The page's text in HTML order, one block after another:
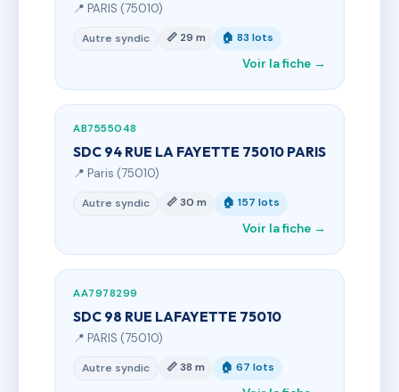
📍 PARIS (75010)
Autre syndic 📏 29 m 🏠 83 lots
Voir la fiche →
AB7555048
SDC 94 RUE LA FAYETTE 75010 PARIS
📍 Paris (75010)
Autre syndic 📏 30 m 🏠 157 lots
Voir la fiche →
AA7978299
SDC 98 RUE LAFAYETTE 75010
📍 PARIS (75010)
Autre syndic 📏 38 m 🏠 67 lots